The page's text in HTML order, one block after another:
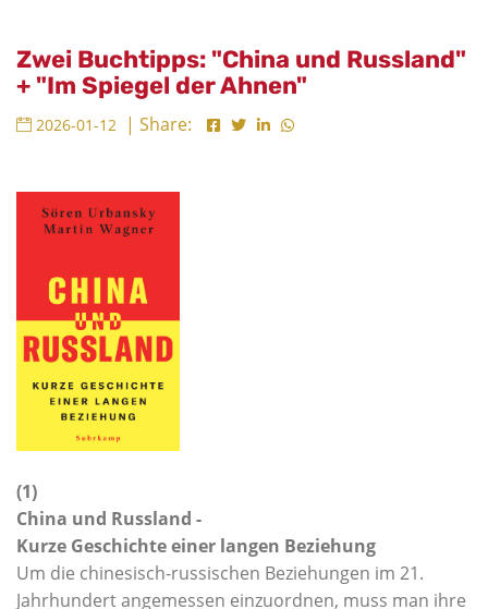
Zwei Buchtipps: "China und Russland"
+ "Im Spiegel der Ahnen"
2026-01-12 | Share:
(1)
China und Russland -
Kurze Geschichte einer langen Beziehung
Um die chinesisch-russischen Beziehungen im 21.
Jahrhundert angemessen einzuordnen, muss man ihre